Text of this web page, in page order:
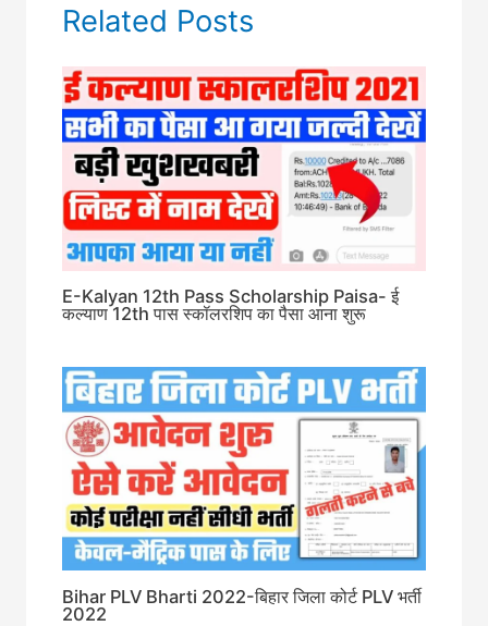
Related Posts
E-Kalyan 12th Pass Scholarship Paisa- ई
कल्याण 12th पास स्कॉलरशिप का पैसा आना शुरू
Bihar PLV Bharti 2022-बिहार जिला कोर्ट PLV भर्ती
2022